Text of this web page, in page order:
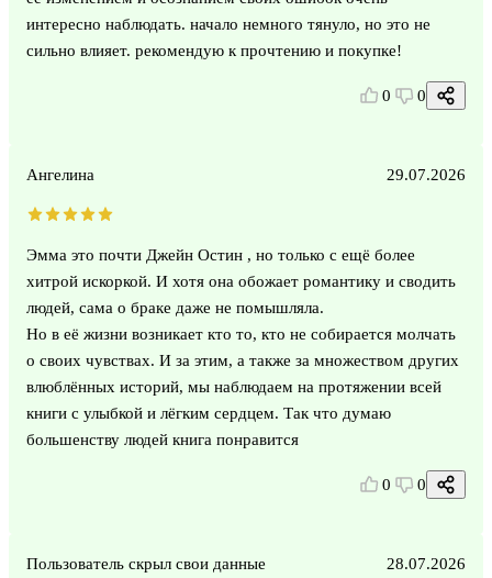
интересно наблюдать. начало немного тянуло, но это не
сильно влияет. рекомендую к прочтению и покупке!
0 0
Ангелина 29.07.2026
Эмма это почти Джейн Остин , но только с ещё более
хитрой искоркой. И хотя она обожает романтику и сводить
людей, сама о браке даже не помышляла.
Но в её жизни возникает кто то, кто не собирается молчать
о своих чувствах. И за этим, а также за множеством других
влюблённых историй, мы наблюдаем на протяжении всей
книги с улыбкой и лёгким сердцем. Так что думаю
большенству людей книга понравится
0 0
Пользователь скрыл свои данные 28.07.2026